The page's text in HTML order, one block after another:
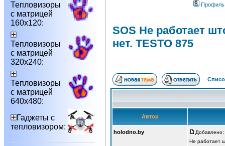
Тепловизоры
с матрицей
160х120:
Тепловизоры
с матрицей
320х240:
Тепловизоры
с матрицей
640х480:
Гаджеты с
тепловизором:
Профиль
SOS Не работает
нет. TESTO 875
Автор
holodno.by
Добавлено:
Не работает